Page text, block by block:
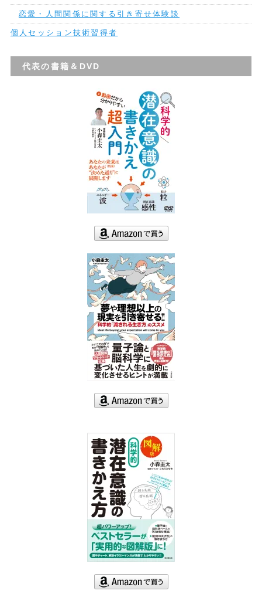
恋愛・人間関係に関する引き寄せ体験談
個人セッション技術習得者
代表の書籍＆DVD